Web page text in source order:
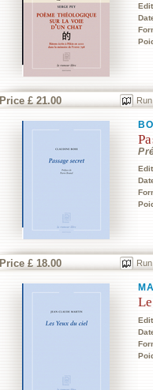
Price £ 21.00
Price £ 18.00